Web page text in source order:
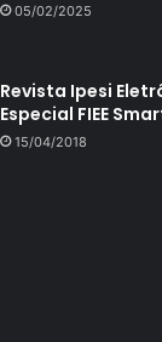
05/02/2025
Revista Ipesi
Especial FIEE
15/04/2018